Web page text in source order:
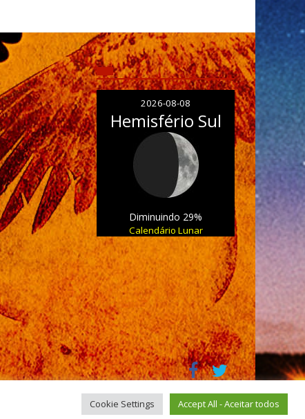
2026-08-08
Hemisfério Sul
Diminuindo 29%
Calendário Lunar
Cookie Settings Accept All - Aceitar todos